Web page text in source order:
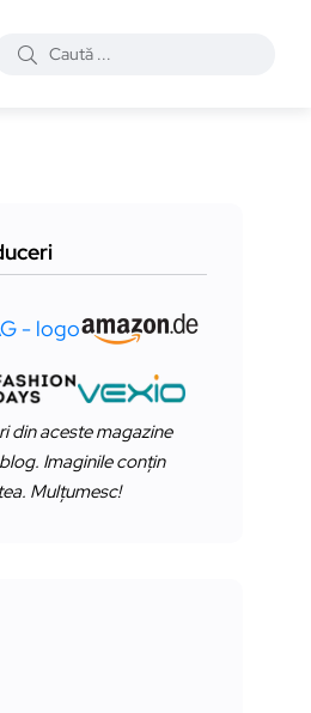
din aceste magazine
Imaginile conțin
Mulțumesc!